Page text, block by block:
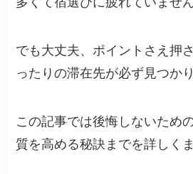
でも大丈夫、ポイントさえ押
ったりの滞在先が必ず見つかり
この記事では後悔しないため
質を高める秘訣までを詳しく